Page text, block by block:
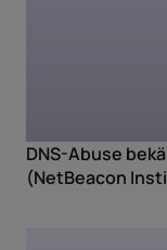
DNS-Abuse
(NetBeacon